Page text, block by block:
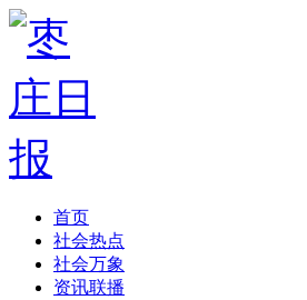
首页
社会热点
社会万象
资讯联播